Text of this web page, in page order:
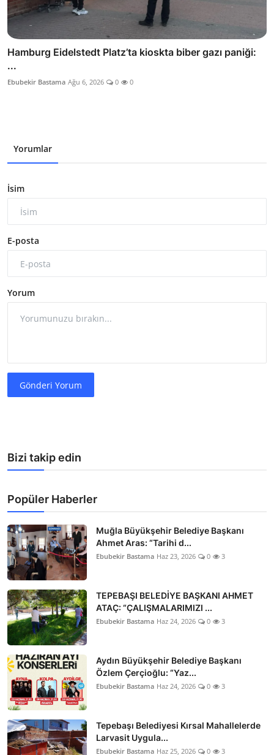
Hamburg Eidelstedt Platz’ta kioskta biber gazı paniği:
...
Ebubekir Bastama Ağu 6, 2026 0 0
Yorumlar
İsim
E-posta
Yorum
Gönderi Yorum
Bizi takip edin
Popüler Haberler
Muğla Büyükşehir Belediye Başkanı
Ahmet Aras: “Tarihi d...
Ebubekir Bastama Haz 23, 2026 0 3
TEPEBAŞI BELEDİYE BAŞKANI AHMET
ATAÇ: “ÇALIŞMALARIMIZI ...
Ebubekir Bastama Haz 24, 2026 0 3
Aydın Büyükşehir Belediye Başkanı
Özlem Çerçioğlu: “Yaz...
Ebubekir Bastama Haz 24, 2026 0 3
Tepebaşı Belediyesi Kırsal Mahallelerde
Larvasit Uygula...
Ebubekir Bastama Haz 25, 2026 0 3